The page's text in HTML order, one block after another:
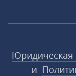
Юридическая
и